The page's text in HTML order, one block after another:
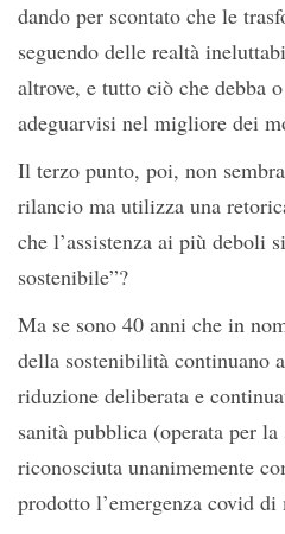
dando per scontato che le
seguendo delle realtà
altrove, e tutto ciò che debba
adeguarvisi nel migliore dei
Il terzo punto, poi, non
rilancio ma utilizza una
che l’assistenza ai più deboli
sostenibile”?
Ma se sono 40 anni che in
della sostenibilità continuano
riduzione deliberata e
sanità pubblica (operata per
riconosciuta unanimemente
prodotto l’emergenza covid di